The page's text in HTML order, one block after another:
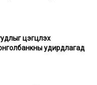
цэгцлэх
удирдлагад